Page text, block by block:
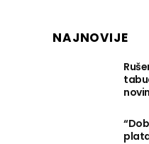
NAJNOVIJE